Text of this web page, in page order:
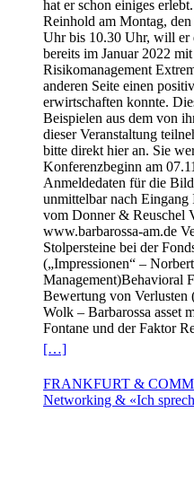
hat er schon einiges
Reinhold am Montag,
Uhr bis 10.30 Uhr, will er
bereits im Januar 2022
Risikomanagement
anderen Seite einen
erwirtschaften konnte.
Beispielen aus dem von
dieser Veranstaltung
bitte direkt hier an. Sie
Konferenzbeginn am
Anmeldedaten für die
unmittelbar nach Eingang
vom Donner & Reuschel
www.barbarossa-am.de
Stolpersteine bei der
(„Impressionen“ –
Management)Behavioral
Bewertung von Verlusten
Wolk – Barbarossa asset
Fontane und der Faktor
[…]
FRANKFURT &
Networking & «Ich